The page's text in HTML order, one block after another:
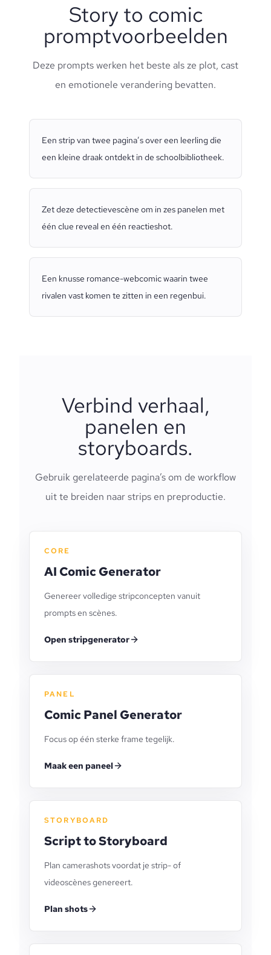
Story to comic
promptvoorbeelden
Deze prompts werken het beste als ze plot, cast
en emotionele verandering bevatten.
Een strip van twee pagina’s over een leerling die
een kleine draak ontdekt in de schoolbibliotheek.
Zet deze detectievescène om in zes panelen met
één clue reveal en één reactieshot.
Een knusse romance-webcomic waarin twee
rivalen vast komen te zitten in een regenbui.
Verbind verhaal,
panelen en
storyboards.
Gebruik gerelateerde pagina’s om de workflow
uit te breiden naar strips en preproductie.
CORE
AI Comic Generator
Genereer volledige stripconcepten vanuit
prompts en scènes.
Open stripgenerator
PANEL
Comic Panel Generator
Focus op één sterke frame tegelijk.
Maak een paneel
STORYBOARD
Script to Storyboard
Plan camerashots voordat je strip- of
videoscènes genereert.
Plan shots